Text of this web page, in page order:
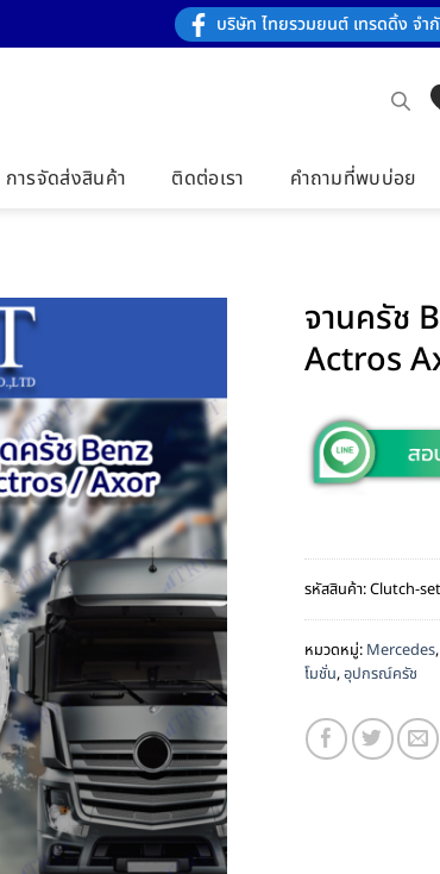
บริษัท ไทยรวมยนต์ เทรดดิ้ง จำ
การจัดส่งสินค้า ติดต่อเรา คำถามที่พบบ่อย
จานครัช
Actros
รหัสสินค้า:Clutch-
หมวดหมู่: Mercedes,
โมชั่น,อุปกรณ์ครัช